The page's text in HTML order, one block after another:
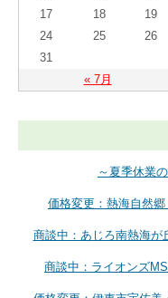
« 7月
17
18 19
24
25 26
31
～夏季休業
価格変更：熱海自然郷
商談中：あじろ南熱海が
商談中：ライオンズ